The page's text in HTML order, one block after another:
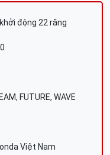
động 22 răng
FUTURE, WAVE
Việt Nam